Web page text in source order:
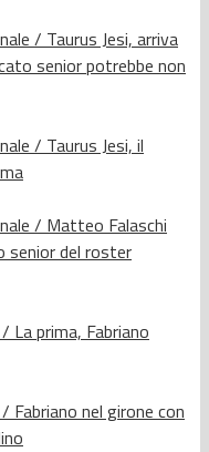
/ Taurus Jesi, arriva
senior potrebbe non
/ Taurus Jesi, il
/ Matteo Falaschi
senior del roster
La prima, Fabriano
Fabriano nel girone con